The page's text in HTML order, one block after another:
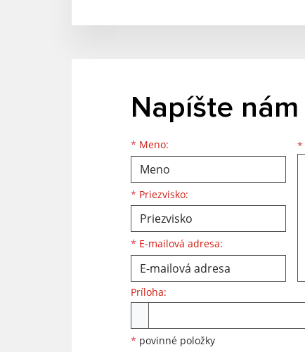
Napíšte nám
* Meno:
Meno
* Priezvisko:
Priezvisko
* E-mailová adresa:
E-mailová adresa *
Príloha:
* povinné položky